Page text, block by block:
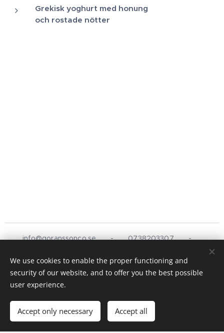
Grekisk yoghurt med honung
och rostade nötter
info@goranssonco.se- 0738203307 -
Design & Hemsida avGöransson &Co©2025
Languages
Svenska
English
We use cookies to enable the proper functioning and
security of our website, and to offer you the best possible
user experience.
Accept only necessary Accept all